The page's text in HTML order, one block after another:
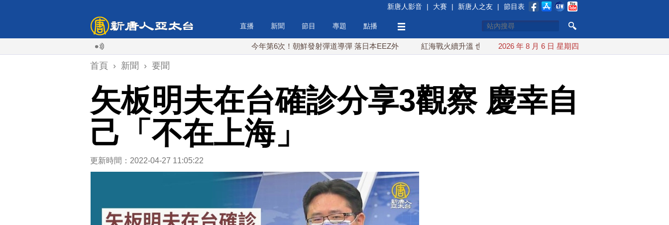
新唐人影音 | 大賽 | 新唐人之友 | 節目表
直播 新聞 節目 專題 點播
今年第6次！朝鮮發射彈道導彈 落日本EEZ外 紅海戰火續升溫 也門胡塞武裝稱又襲擊沙特油輪 台灣漢光演習 賴清德搭裝甲
2026 年 8 月 6 日 星期四
首頁 › 新聞 › 要聞
矢板明夫在台確診分享3觀察 慶幸自
己「不在上海」
更新時間：2022-04-27 11:05:22